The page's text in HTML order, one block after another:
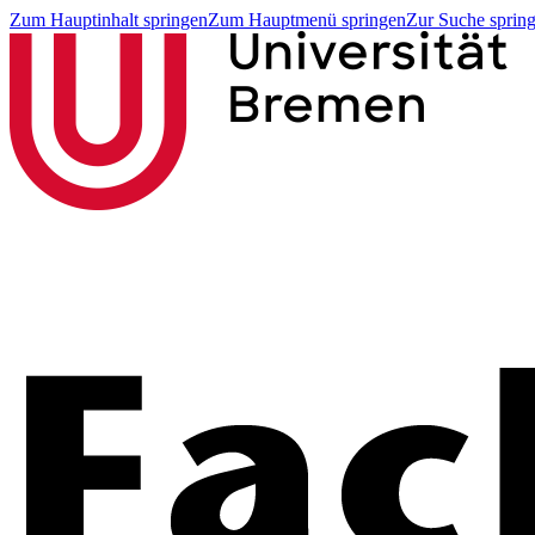
Zum Hauptinhalt springenZum Hauptmenü springenZur Suche